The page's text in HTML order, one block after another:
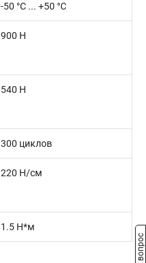
-50 °C ... +50 °C
900 Н
540 Н
300 циклов
220 Н/см
1.5 Н*м